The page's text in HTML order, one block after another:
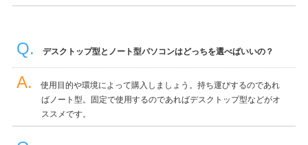
デスクトップ型とノート型パソコンはどっちを選べばいいの？
使用目的や環境によって購入しましょう。持ち運びするのであれ
ばノート型。固定で使用するのであればデスクトップ型などがオ
ススメです。